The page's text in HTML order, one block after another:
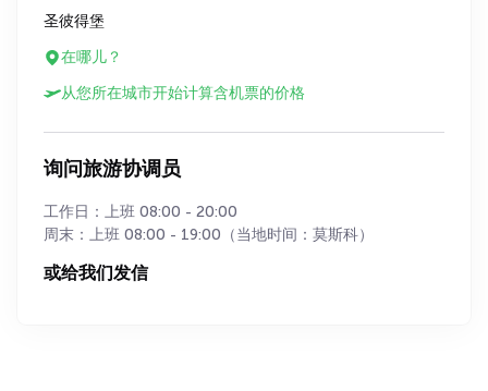
圣彼得堡
在哪儿？
从您所在城市开始计算含机票的价格
询问旅游协调员
工作日：上班 08:00 - 20:00
周末：上班 08:00 - 19:00（当地时间：莫斯科）
或给我们发信